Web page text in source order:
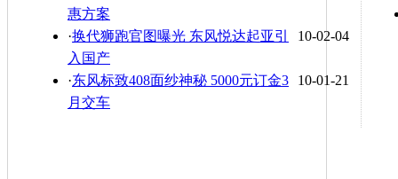
惠方案
10-02-04
·换代狮跑官图曝光 东风悦达起亚引
入国产
10-01-21
·东风标致408面纱神秘 5000元订金3
月交车